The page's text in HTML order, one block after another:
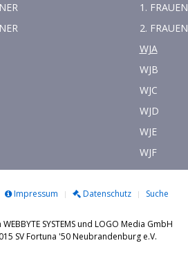
1. FRAUEN
2. FRAUEN
WJA
WJB
WJC
WJD
WJE
WJF
Impressum Datenschutz Suche
SYSTEMS und LOGO Media GmbH
SV Fortuna '50 Neubrandenburg e.V.